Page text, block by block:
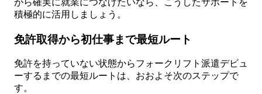
積極的に活用しましょう。
免許取得から初仕事まで最短ルート
免許を持っていない状態からフォークリフト派遣デビュ
ーするまでの最短ルートは、おおよそ次のステップで
す。